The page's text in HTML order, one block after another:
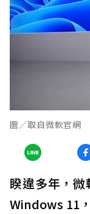
圖／取自微軟官網
睽違多年，
Windows 11